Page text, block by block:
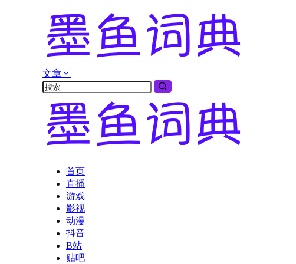
文章
首页
直播
游戏
影视
动漫
抖音
B站
贴吧